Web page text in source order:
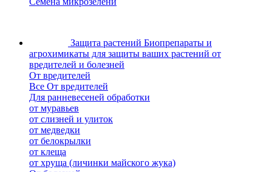
Защита растений Биопрепараты и
агрохимикаты для защиты ваших растений от
вредителей и болезней
От вредителей
Все От вредителей
Для ранневесеней обработки
от муравьев
от слизней и улиток
от медведки
от белокрылки
от клеща
от хруща (личинки майского жука)